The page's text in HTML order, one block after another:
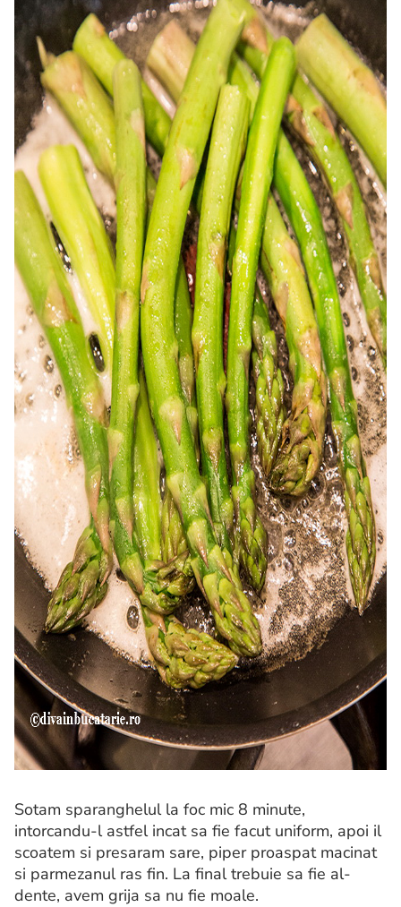
Sotam sparanghelul la foc mic 8 minute,
intorcandu-l astfel incat sa fie facut uniform, apoi il
scoatem si presaram sare, piper proaspat macinat
si parmezanul ras fin. La final trebuie sa fie al-
dente, avem grija sa nu fie moale.